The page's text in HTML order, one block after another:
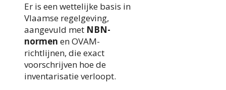
Er is een wettelijke basis in
Vlaamse regelgeving,
aangevuld met NBN-
normen en OVAM-
richtlijnen, die exact
voorschrijven hoe de
inventarisatie verloopt.